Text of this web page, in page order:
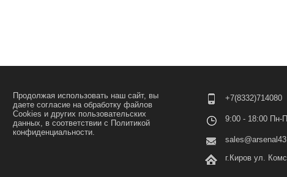
Продолжая использовать наш сайт, вы
даете согласие на обработку файлов
Cookies и других пользовательских
данных, в соответствии с Политикой
конфиденциальности.
+7(8332)714080
9:00 - 18:00 Пн-
г.Киров ул.